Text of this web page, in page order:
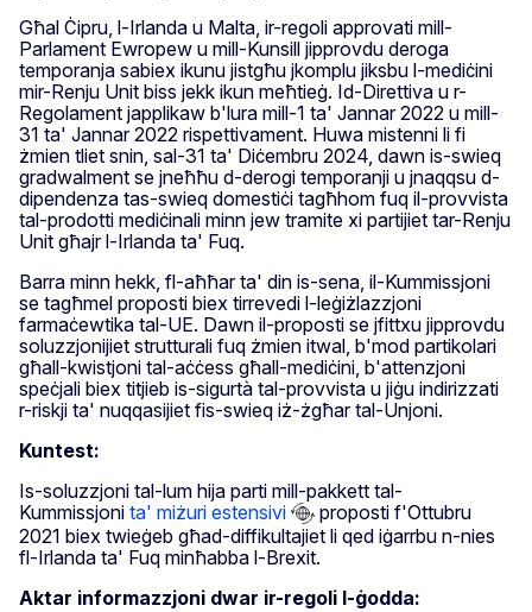
Għal Ċipru, l-Irlanda u Malta, ir-regoli approvati mill-
Parlament Ewropew u mill-Kunsill jipprovdu deroga
temporanja sabiex ikunu jistgħu jkomplu jiksbu l-mediċini
mir-Renju Unit biss jekk ikun meħtieġ. Id-Direttiva u r-
Regolament japplikaw b'lura mill-1 ta' Jannar 2022 u mill-
31 ta' Jannar 2022 rispettivament. Huwa mistenni li fi
żmien tliet snin, sal-31 ta' Diċembru 2024, dawn is-swieq
gradwalment se jneħħu d-derogi temporanji u jnaqqsu d-
dipendenza tas-swieq domestiċi tagħhom fuq il-provvista
tal-prodotti mediċinali minn jew tramite xi partijiet tar-Renju
Unit għajr l-Irlanda ta' Fuq.
Barra minn hekk, fl-aħħar ta' din is-sena, il-Kummissjoni
se tagħmel proposti biex tirrevedi l-leġiżlazzjoni
farmaċewtika tal-UE. Dawn il-proposti se jfittxu jipprovdu
soluzzjonijiet strutturali fuq żmien itwal, b'mod partikolari
għall-kwistjoni tal-aċċess għall-mediċini, b'attenzjoni
speċjali biex titjieb is-sigurtà tal-provvista u jiġu indirizzati
r-riskji ta' nuqqasijiet fis-swieq iż-żgħar tal-Unjoni.
Kuntest:
Is-soluzzjoni tal-lum hija parti mill-pakkett tal-
Kummissjoni ta' miżuri estensivi
proposti f'Ottubru
2021 biex twieġeb għad-diffikultajiet li qed iġarrbu n-nies
fl-Irlanda ta' Fuq minħabba l-Brexit.
Aktar informazzjoni dwar ir-regoli l-ġodda: